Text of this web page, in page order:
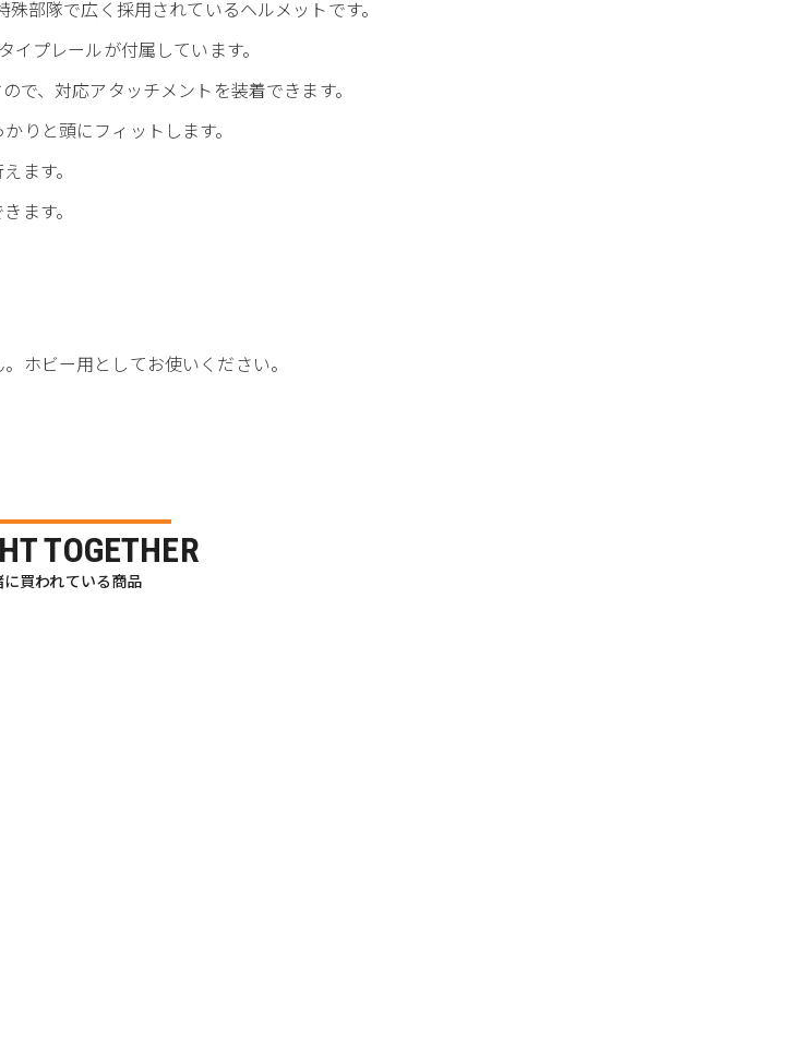
部隊で広く採用されているヘルメットです。
プレールが付属しています。
で、対応アタッチメントを装着できます。
りと頭にフィットします。
ます。
ます。
ホビー用としてお使いください。
TOGETHER
に買われている商品